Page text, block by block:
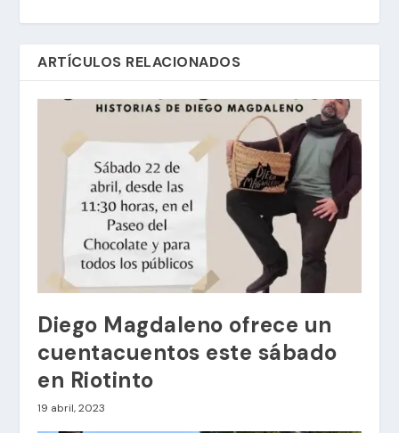
ARTÍCULOS RELACIONADOS
Diego Magdaleno ofrece un
cuentacuentos este sábado
en Riotinto
19 abril, 2023